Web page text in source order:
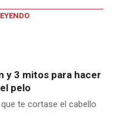
y 3 mitos para hacer
pelo
te cortase el cabello